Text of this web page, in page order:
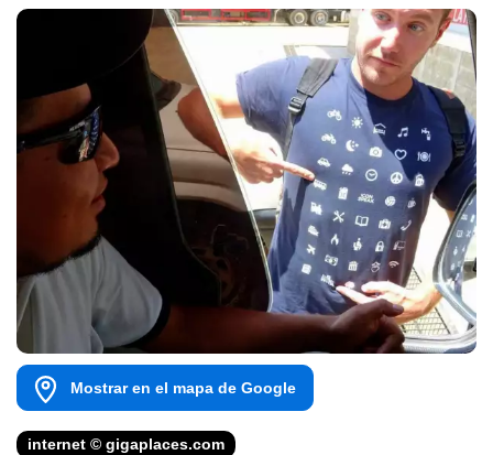
Mostrar en el mapa de Google
internet © gigaplaces.com